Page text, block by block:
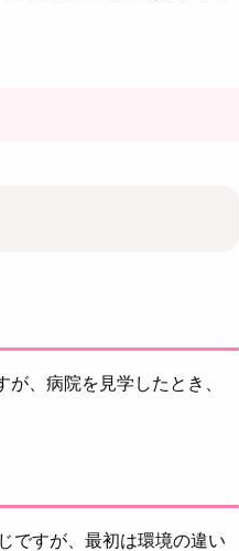
、病院を見学したとき、
ですが、最初は環境の違い